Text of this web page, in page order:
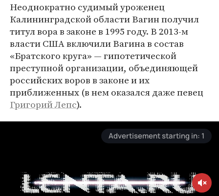
Неоднократно судимый уроженец
Калининградской области Вагин получил
титул вора в законе в 1995 году. В 2013-м
власти США включили Вагина в состав
«Братского круга» — гипотетической
преступной организации, объединяющей
российских воров в законе и их
приближенных (в нем оказался даже певец
Григорий Лепс).